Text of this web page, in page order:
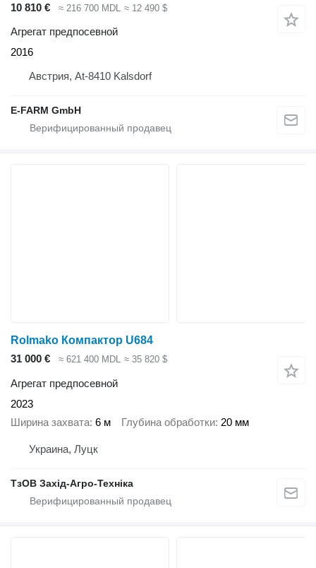
10 810 €
≈ 216 700 MDL ≈ 12 490 $
Агрегат предпосевной
2016
Австрия, At-8410 Kalsdorf
E-FARM GmbH
Rolmako Компактор U684
31 000 €
≈ 621 400 MDL ≈ 35 820 $
Агрегат предпосевной
2023
Ширина захвата 6 м Глубина обработки 20 мм
Украина, Луцк
ТзОВ Захід-Агро-Техніка